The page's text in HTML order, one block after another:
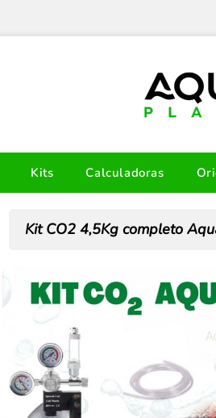
Kits Calculadoras
Kit CO2 4,5Kg completo